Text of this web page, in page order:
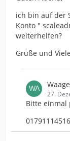
ich bin auf der
Konto "
weiterhelfen?
Grüße und
27.
Bitte einmal
01791114516